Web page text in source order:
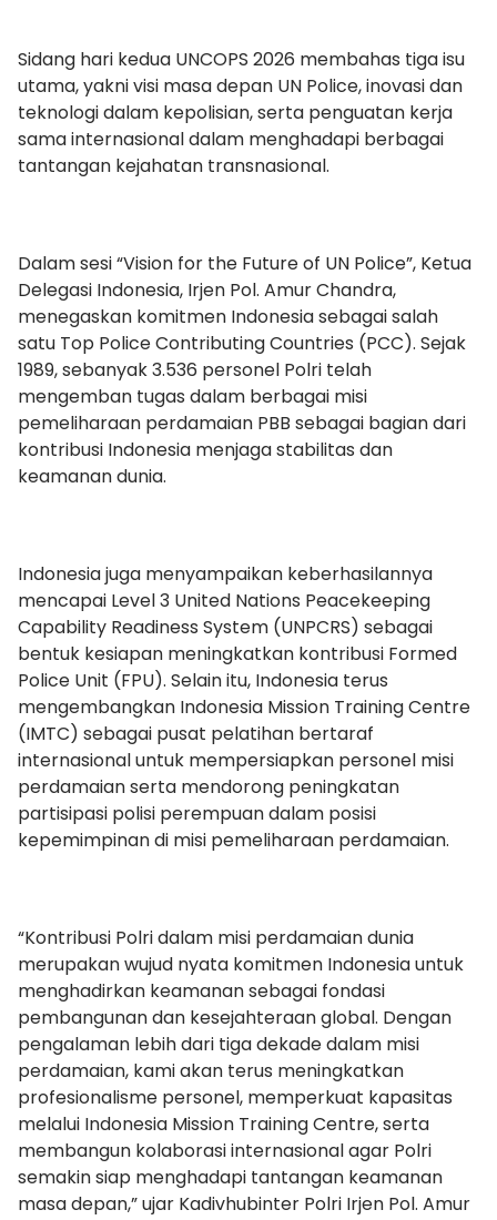
Sidang hari kedua UNCOPS 2026 membahas tiga isu
utama, yakni visi masa depan UN Police, inovasi dan
teknologi dalam kepolisian, serta penguatan kerja
sama internasional dalam menghadapi berbagai
tantangan kejahatan transnasional.
Dalam sesi “Vision for the Future of UN Police”, Ketua
Delegasi Indonesia, Irjen Pol. Amur Chandra,
menegaskan komitmen Indonesia sebagai salah
satu Top Police Contributing Countries (PCC). Sejak
1989, sebanyak 3.536 personel Polri telah
mengemban tugas dalam berbagai misi
pemeliharaan perdamaian PBB sebagai bagian dari
kontribusi Indonesia menjaga stabilitas dan
keamanan dunia.
Indonesia juga menyampaikan keberhasilannya
mencapai Level 3 United Nations Peacekeeping
Capability Readiness System (UNPCRS) sebagai
bentuk kesiapan meningkatkan kontribusi Formed
Police Unit (FPU). Selain itu, Indonesia terus
mengembangkan Indonesia Mission Training Centre
(IMTC) sebagai pusat pelatihan bertaraf
internasional untuk mempersiapkan personel misi
perdamaian serta mendorong peningkatan
partisipasi polisi perempuan dalam posisi
kepemimpinan di misi pemeliharaan perdamaian.
“Kontribusi Polri dalam misi perdamaian dunia
merupakan wujud nyata komitmen Indonesia untuk
menghadirkan keamanan sebagai fondasi
pembangunan dan kesejahteraan global. Dengan
pengalaman lebih dari tiga dekade dalam misi
perdamaian, kami akan terus meningkatkan
profesionalisme personel, memperkuat kapasitas
melalui Indonesia Mission Training Centre, serta
membangun kolaborasi internasional agar Polri
semakin siap menghadapi tantangan keamanan
masa depan,” ujar Kadivhubinter Polri Irjen Pol. Amur